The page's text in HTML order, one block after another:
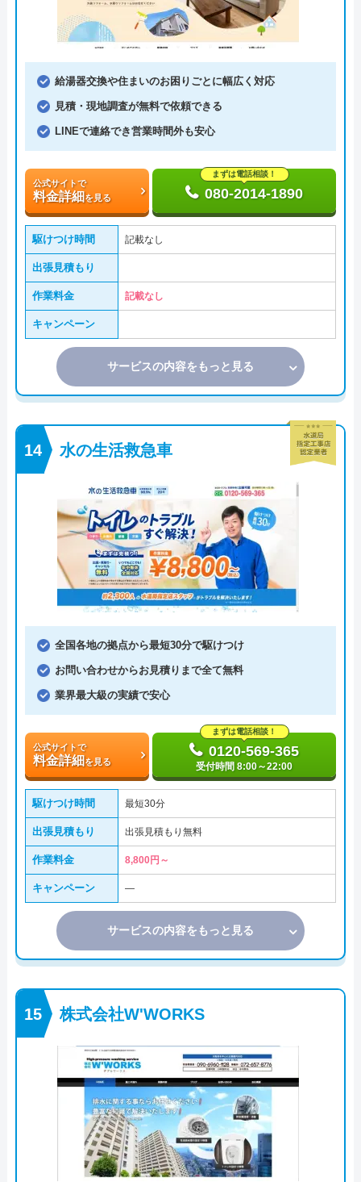
給湯器交換や住まいのお困りごとに幅広く対応
見積・現地調査が無料で依頼できる
LINEで連絡でき営業時間外も安心
公式サイトで
料金詳細を見る
まずは電話相談！
080-2014-1890
駆けつけ時間 記載なし
出張見積もり
作業料金 記載なし
キャンペーン
サービスの内容をもっと見る
水の生活救急車
全国各地の拠点から最短30分で駆けつけ
お問い合わせからお見積りまで全て無料
業界最大級の実績で安心
公式サイトで
料金詳細を見る
まずは電話相談！
0120-569-365
受付時間 8:00～22:00
駆けつけ時間 最短30分
出張見積もり 出張見積もり無料
作業料金 8,800円～
キャンペーン ―
サービスの内容をもっと見る
株式会社W'WORKS